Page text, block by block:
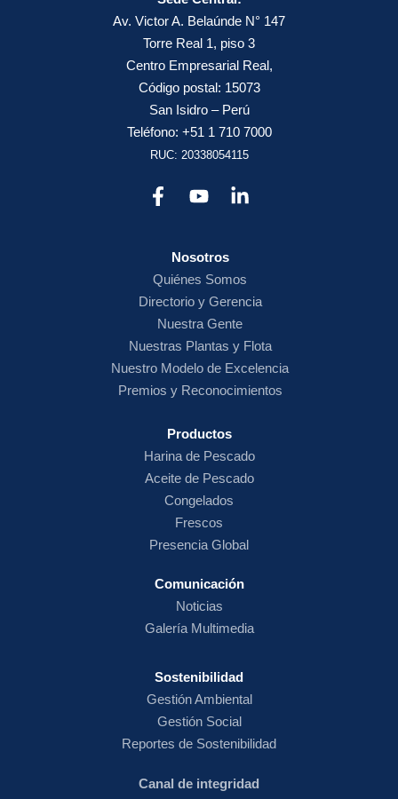
Av. Victor A. Belaúnde N° 147
Torre Real 1, piso 3
Centro Empresarial Real,
Código postal: 15073
San Isidro – Perú
Teléfono: +51 1 710 7000
RUC: 20338054115
Nosotros
Quiénes Somos
Directorio y Gerencia
Nuestra Gente
Nuestras Plantas y Flota
Nuestro Modelo de Excelencia
Premios y Reconocimientos
Productos
Harina de Pescado
Aceite de Pescado
Congelados
Frescos
Presencia Global
Comunicación
Noticias
Galería Multimedia
Sostenibilidad
Gestión Ambiental
Gestión Social
Reportes de Sostenibilidad
Canal de integridad